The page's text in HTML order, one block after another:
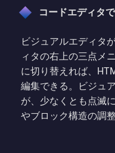
コードエディタ
ビジュアルエディタ
ィタの右上の三点メ
に切り替えれば、
編集できる。ビジュ
が、少なくとも点滅
やブロック構造の調